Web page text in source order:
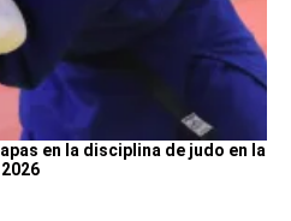
en la disciplina de judo en la